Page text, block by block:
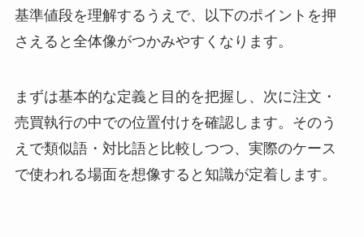
基準値段を理解するうえで、以下のポイントを押
さえると全体像がつかみやすくなります。
まずは基本的な定義と目的を把握し、次に注文・
売買執行の中での位置付けを確認します。そのう
えで類似語・対比語と比較しつつ、実際のケース
で使われる場面を想像すると知識が定着します。